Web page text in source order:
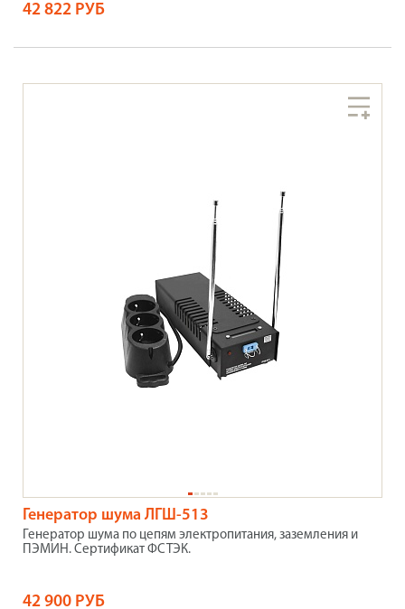
42 822 РУБ
Генератор шума ЛГШ-513
Генератор шума по цепям электропитания, заземления и
ПЭМИН. Сертификат ФСТЭК.
42 900 РУБ